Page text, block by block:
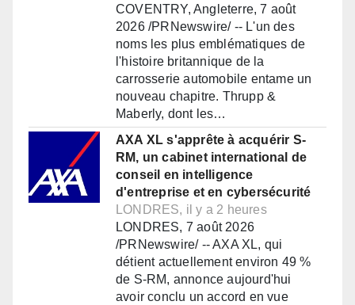
COVENTRY, Angleterre, 7 août
2026 /PRNewswire/ -- L'un des
noms les plus emblématiques de
l'histoire britannique de la
carrosserie automobile entame un
nouveau chapitre. Thrupp &
Maberly, dont les…
AXA XL s'apprête à acquérir S-
RM, un cabinet international de
conseil en intelligence
d'entreprise et en cybersécurité
LONDRES, il y a 2 heures
LONDRES, 7 août 2026
/PRNewswire/ -- AXA XL, qui
détient actuellement environ 49 %
de S-RM, annonce aujourd'hui
avoir conclu un accord en vue